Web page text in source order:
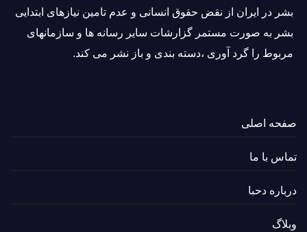
بشر در ایران از نقض حقوق انسانی و عدم تامین نیازهای ابتدایی
بشر به صورت مستمر گزارشات سایر رسانه ها و سازمانهای
مربوط را گرد آوری ،دسته بندی و باز نشر می كند.
صفحه اصلی
تماس با ما
درباره دحبا
وبلاگ